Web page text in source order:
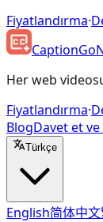
Fiyatlandırma·
CaptionGo
Her web
Fiyatlandırma·
BlogDavet et
Türkçe
English简体中文